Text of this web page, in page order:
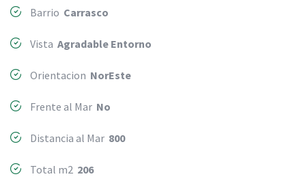
Barrio Carrasco
Vista Agradable Entorno
Orientacion NorEste
Frente al Mar No
Distancia al Mar 800
Total m2 206